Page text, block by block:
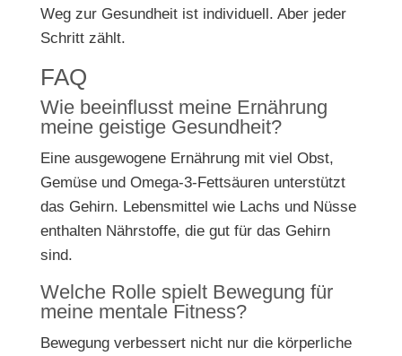
Weg zur Gesundheit ist individuell. Aber jeder
Schritt zählt.
FAQ
Wie beeinflusst meine Ernährung
meine geistige Gesundheit?
Eine ausgewogene Ernährung mit viel Obst,
Gemüse und Omega-3-Fettsäuren unterstützt
das Gehirn. Lebensmittel wie Lachs und Nüsse
enthalten Nährstoffe, die gut für das Gehirn
sind.
Welche Rolle spielt Bewegung für
meine mentale Fitness?
Bewegung verbessert nicht nur die körperliche